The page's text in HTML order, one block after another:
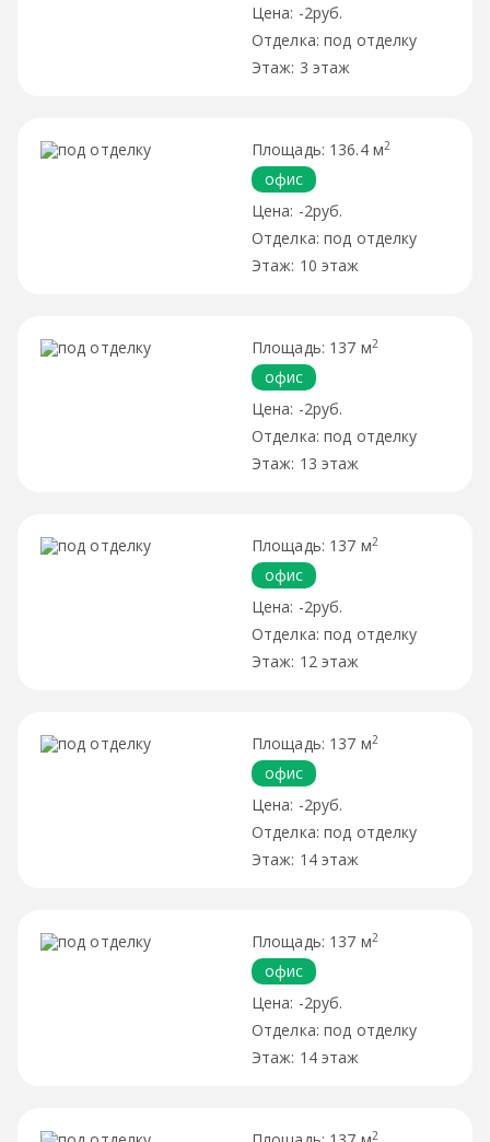
-2руб.
под отделку
3 этаж
136.4 м2
офис
-2руб.
под отделку
10 этаж
137 м2
офис
-2руб.
под отделку
13 этаж
137 м2
офис
-2руб.
под отделку
12 этаж
137 м2
офис
-2руб.
под отделку
14 этаж
137 м2
офис
-2руб.
под отделку
14 этаж
2